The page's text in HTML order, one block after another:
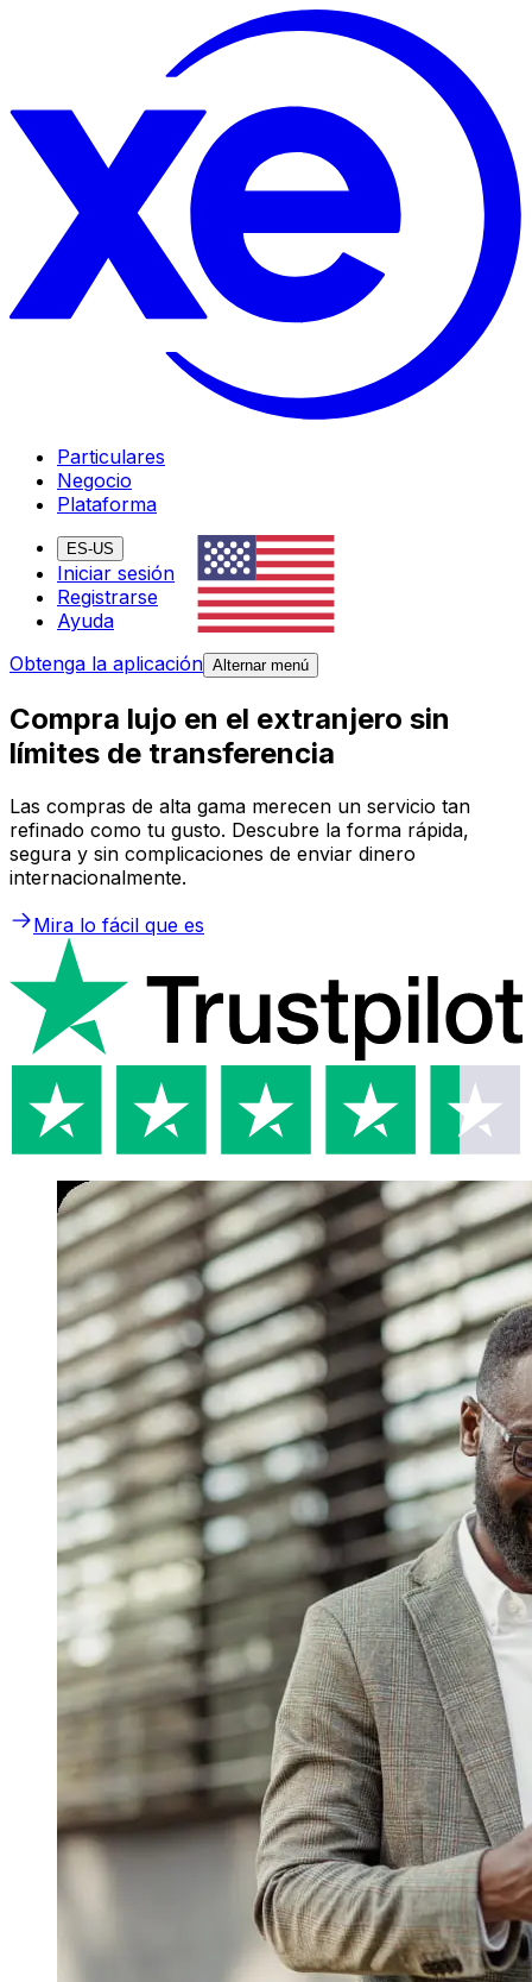
Particulares
Negocio
Plataforma
ES-US
Iniciar sesión
Registrarse
Ayuda
Obtenga la aplicación Alternar menú
Compra lujo en el extranjero sin
límites de transferencia
Las compras de alta gama merecen un servicio tan
refinado como tu gusto. Descubre la forma rápida,
segura y sin complicaciones de enviar dinero
internacionalmente.
Mira lo fácil que es